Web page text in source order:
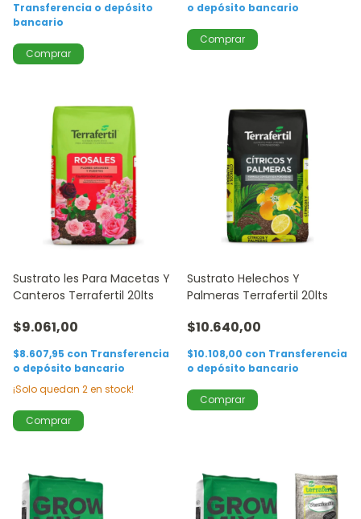
Transferencia o depósito
bancario
o depósito bancario
Sustrato les Para Macetas Y
Canteros Terrafertil 20lts
$9.061,00
$8.607,95 con Transferencia
o depósito bancario
¡Solo quedan 2en stock!
Sustrato Helechos Y
Palmeras Terrafertil 20lts
$10.640,00
$10.108,00 con Transferencia
o depósito bancario